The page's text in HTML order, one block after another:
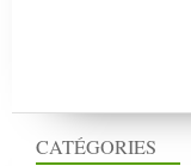
CATÉGORIES